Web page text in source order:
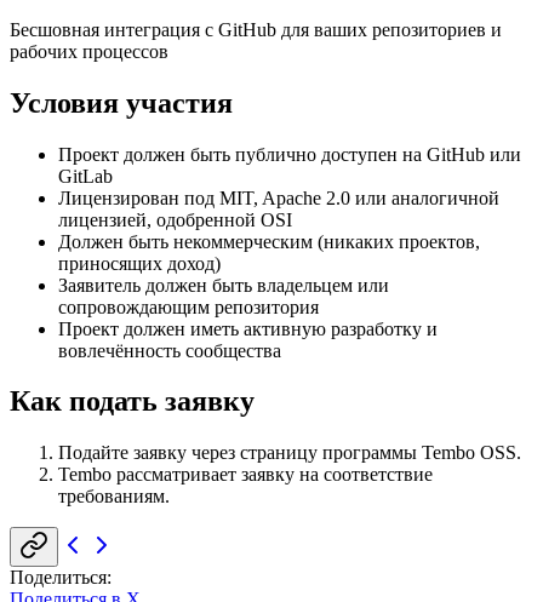
Бесшовная интеграция с GitHub для ваших репозиториев и
рабочих процессов
Условия участия
Проект должен быть публично доступен на GitHub или
GitLab
Лицензирован под MIT, Apache 2.0 или аналогичной
лицензией, одобренной OSI
Должен быть некоммерческим (никаких проектов,
приносящих доход)
Заявитель должен быть владельцем или
сопровождающим репозитория
Проект должен иметь активную разработку и
вовлечённость сообщества
Как подать заявку
Подайте заявку через страницу программы Tembo OSS.
Tembo рассматривает заявку на соответствие
требованиям.
Поделиться: